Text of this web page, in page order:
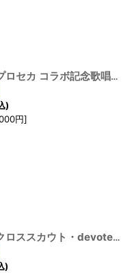
[ あんさんぶるスターズ！！あんスタ プロセカ コラボ記念歌唱楽曲フラジール ALKALOID 風早巽 MV衣装 コスプレ衣装
)
円]
[ 191466] あんさんぶるスターズ！！あんスタ クロススカウト・devoted to you 天城一彩 三毛縞斑 神崎颯馬 コスプレ衣装
)